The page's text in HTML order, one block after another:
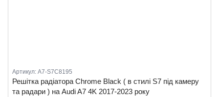
Артикул: A7-S7C8195
Решітка радіатора Chrome Black ( в стилі S7 під камеру
та радари ) на Audi A7 4K 2017-2023 року